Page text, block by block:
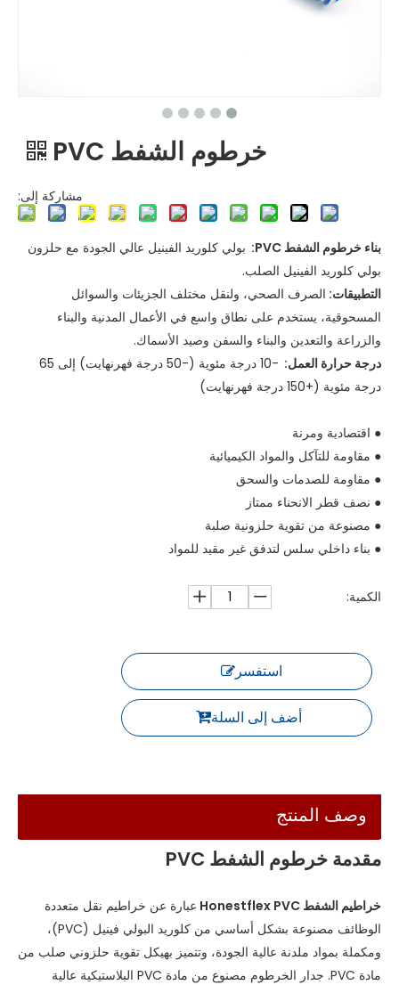
خرطوم الشفط PVC
مشاركة إلى:
بناء خرطوم الشفط PVC:
بولي كلوريد الفينيل عالي الجودة مع حلزون
بولي كلوريد الفينيل الصلب.
التطبيقات: الصرف الصحي، ولنقل مختلف الجزيئات والسوائل
المسحوقية، يستخدم على نطاق واسع في الأعمال المدنية والبناء
والزراعة والتعدين والبناء والسفن وصيد الأسماك.
درجة حرارة العمل:
-10 درجة مئوية (-50 درجة فهرنهايت) إلى 65
درجة مئوية (+150 درجة فهرنهايت)
● اقتصادية ومرنة
● مقاومة للتآكل والمواد الكيميائية
● مقاومة للصدمات والسحق
● نصف قطر الانحناء ممتاز
● مصنوعة من تقوية حلزونية صلبة
● بناء داخلي سلس لتدفق غير مقيد للمواد
الكمية:
استفسر
أضف إلى السلة
وصف المنتج
مقدمة خرطوم الشفط PVC
خراطيم الشفط Honestflex PVC
عبارة عن خراطيم نقل متعددة
الوظائف مصنوعة بشكل أساسي من كلوريد البولي فينيل (PVC)،
ومكملة بمواد ملدنة عالية الجودة، وتتميز بهيكل تقوية حلزوني صلب من
مادة PVC. جدار الخرطوم مصنوع من مادة PVC البلاستيكية عالية